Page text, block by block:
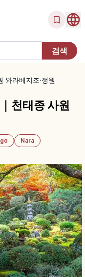
와라베지조·정원
천태종 사원
Nara